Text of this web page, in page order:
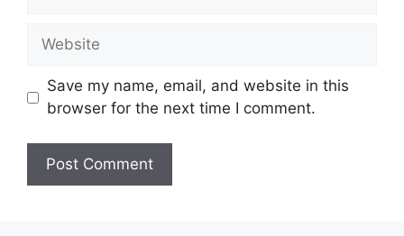
Website
Save my name, email, and website in this
browser for the next time I comment.